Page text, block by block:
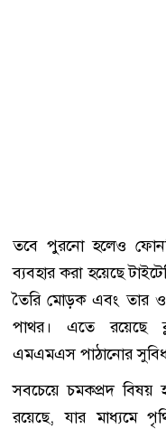
তবে পুরনো হলেও
ব্যবহার করা হয়েছে
তৈরি মোড়ক এবং তার
পাথর। এতে
এমএমএস পাঠানোর
সবচেয়ে চমকপ্রদ
রয়েছে, যার মাধ্যমে